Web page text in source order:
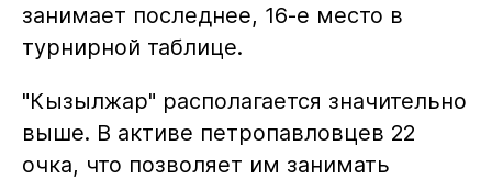
занимает последнее, 16-е место в
турнирной таблице.
"Кызылжар" располагается значительно
выше. В активе петропавловцев 22
очка, что позволяет им занимать